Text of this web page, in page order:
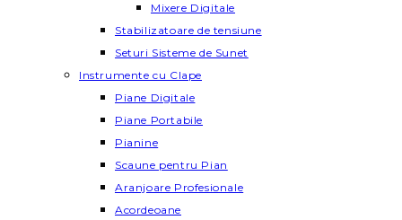
Mixere Digitale
Stabilizatoare de tensiune
Seturi Sisteme de Sunet
Instrumente cu Clape
Piane Digitale
Piane Portabile
Pianine
Scaune pentru Pian
Aranjoare Profesionale
Acordeoane